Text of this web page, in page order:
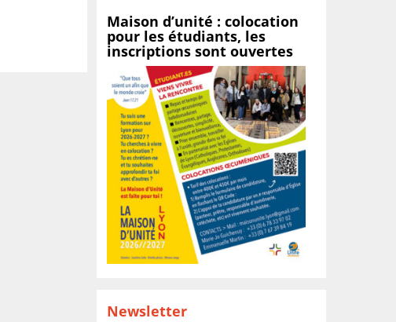
Maison d’unité : colocation
pour les étudiants, les
inscriptions sont ouvertes
Newsletter